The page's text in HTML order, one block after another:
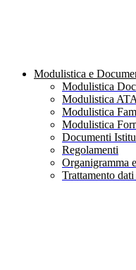
Modulistica e
Modulistica
Modulistica ATA
Modulistica
Modulistica
Documenti
Regolamenti
Organigramma
Trattamento